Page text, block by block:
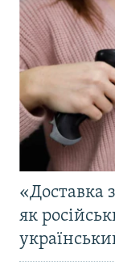
«Доставка
як